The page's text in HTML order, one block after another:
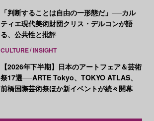
「判断することは自由の一形態だ」──カル
ティエ現代美術財団クリス・デルコンが語
る、公共性と批評
CULTURE INSIGHT
【2026年下半期】日本のアートフェア＆芸術
祭17選──ARTE Tokyo、TOKYO ATLAS、
前橋国際芸術祭ほか新イベントが続々開幕